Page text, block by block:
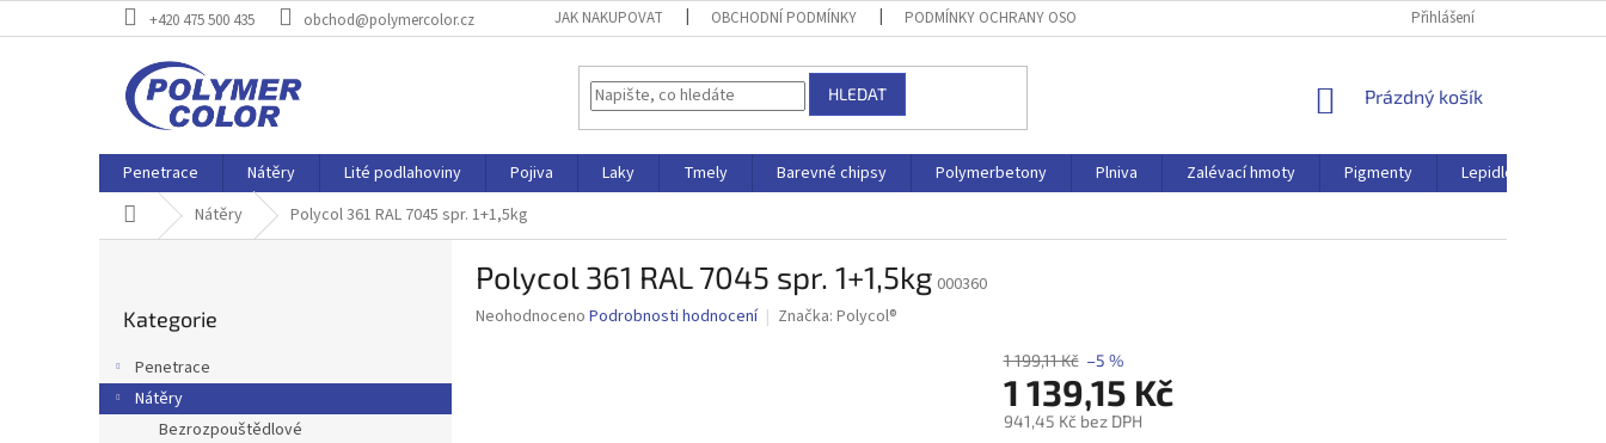
na
+420 475 500 435 obchod@polymercolor.cz JAK NAKUPOVAT OBCHODNÍ PODMÍNKY PODMÍNKY OCHRANY OSOBNÍCH ÚDAJŮ Přihlášení
HLEDAT
NÁKUPNÍ
Prázdný košík
Penetrace Nátěry Lité podlahoviny Pojiva Laky Tmely Barevné chipsy Polymerbetony Plniva Zalévací hmoty Pigmenty Lepidlo
Domů Nátěry Polycol 361 RAL 7045 spr. 1+1,5kg
a
n
kategorie
Kategorie
Penetrace
Nátěry
Bezrozpouštědlové
Polycol 361 RAL 7045 spr. 1+1,5kg 000360
Průměrné
Neohodnoceno Podrobnosti hodnocení Značka: Polycol®
1 199,11 Kč –5 %
1 139,15 Kč
941,45 Kč bez DPH